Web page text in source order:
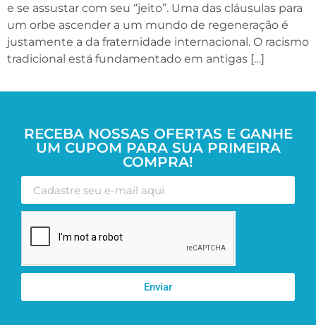
e se assustar com seu “jeito”. Uma das cláusulas para
um orbe ascender a um mundo de regeneração é
justamente a da fraternidade internacional. O racismo
tradicional está fundamentado em antigas […]
RECEBA NOSSAS OFERTAS E GANHE
UM CUPOM PARA SUA PRIMEIRA
COMPRA!
Enviar